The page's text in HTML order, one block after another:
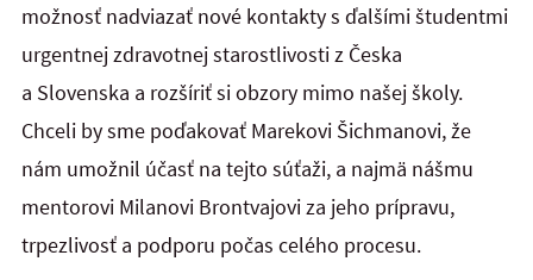
možnosť nadviazať nové kontakty s ďalšími študentmi
urgentnej zdravotnej starostlivosti z Česka
a Slovenska a rozšíriť si obzory mimo našej školy.
Chceli by sme poďakovať Marekovi Šichmanovi, že
nám umožnil účasť na tejto súťaži, a najmä nášmu
mentorovi Milanovi Brontvajovi za jeho prípravu,
trpezlivosť a podporu počas celého procesu.